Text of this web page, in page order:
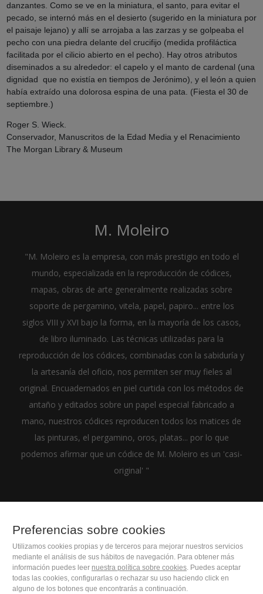
danzantes. Como se ve en la miniatura, el santo, para evitar el
pecado, se internó más en el desierto (sugerido en la miniatura por
el paisaje lejano) y allí se arrojaba a las zarzas y se golpeaba el
pecho con una piedra delante del crucifijo (medida profiláctica
facilitada por el cilicio abierto en el pecho). Hay otros atributos
diseminados a su alrededor: el capelo y el manto de cardenal (una
dignidad que no existía en tiempos de Jerónimo), y el león a quien
había extraído una dolorosa espina de una pata. (Fiesta el 30 de
septiembre.)
Roger S. Wieck.
Conservador, Manuscritos de la Edad Media y el Renacimiento
The Morgan Library & Museum
M. Moleiro
"M. Moleiro es la empresa, con más prestigio en todo el
mundo, especializada en la reproducción de códices,
mapas, obras de arte generalmente realizadas sobre
soporte de pergamino, vitela, papel, papiro... entre los
siglos VIII y XVI bajo la forma, en la mayoría de los casos,
de libro iluminado. Las técnicas utilizadas para la
reproducción de los códices, combinadas con la sabiduría y
la artesanía del oficio, nos permiten ser muy fieles al
original. Encuadernados en piel curtida con los métodos de
antaño y editados sobre un papel especial fabricado a
mano, nuestros códices reproducen todos los matices de
las pinturas, el pergamino, oros, platas... por lo que
podemos afirmar que un códice de M. Moleiro es un 'casi-
original' "
M. Moleiro Editor, S.A.
Travesera de Gracia, 17
Preferencias sobre cookies
Utilizamos cookies propias y de terceros para mejorar nuestros servicios
mediante el análisis de sus hábitos de navegación. Para obtener más
información puedes leer nuestra política sobre cookies. Puedes aceptar
todas las cookies, configurarlas o rechazar su uso haciendo click en
alguno de los botones que encontrarás a continuación.